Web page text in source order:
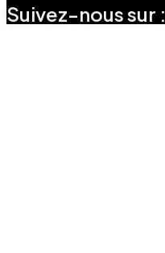
Suivez-nous sur :